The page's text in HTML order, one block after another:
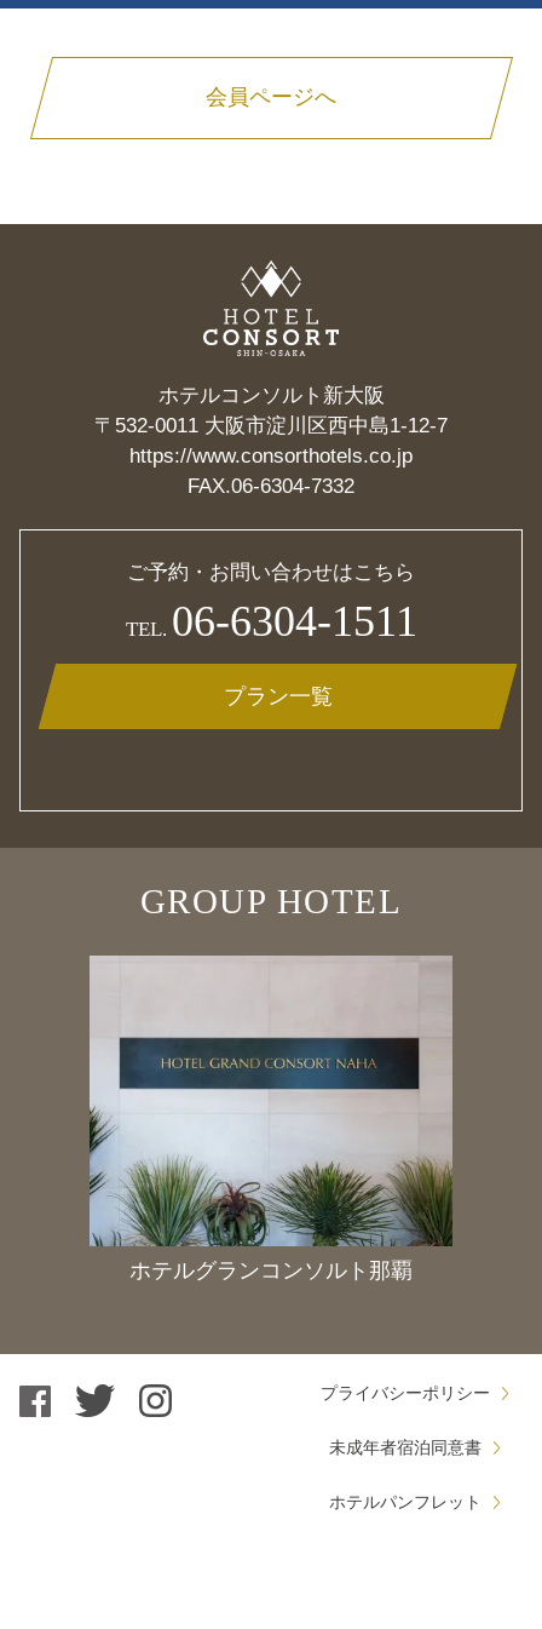
会員ページへ
ホテルコンソルト新大阪
〒532-0011 大阪市淀川区西中島1-12-7
https://www.consorthotels.co.jp
FAX.06-6304-7332
ご予約・お問い合わせはこちら
TEL. 06-6304-1511
プラン一覧
GROUP HOTEL
ホテルグランコンソルト那覇
プライバシーポリシー
未成年者宿泊同意書
ホテルパンフレット